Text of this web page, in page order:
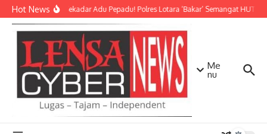
Lewati ke konten
Hot NewsBukan Sekadar Adu Pepadu! Polres Lotara ‘Bakar’ Semangat HUT
Me
nu